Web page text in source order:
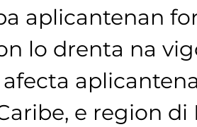
aplicantenan
lo drenta na
afecta
e region